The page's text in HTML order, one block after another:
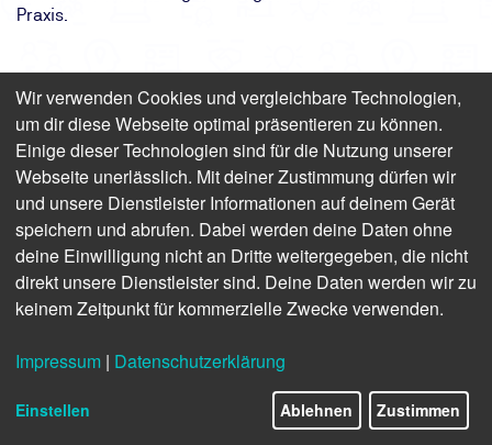
Praxis.
Ihre Ansprechpartner
Mein Name istKarsten Sonntag
Als Produktmanager helfe ich Ihnen gerne persönlich
Anmeldung und Termine: 0800 8888 020
Fragen zu Inhalten: +49 511 998 62269
Wir verwenden Cookies und vergleichbare Technologien,
um dir diese Webseite optimal präsentieren zu können.
Einige dieser Technologien sind für die Nutzung unserer
Webseite unerlässlich. Mit deiner Zustimmung dürfen wir
und unsere Dienstleister Informationen auf deinem Gerät
speichern und abrufen. Dabei werden deine Daten ohne
deine Einwilligung nicht an Dritte weitergegeben, die nicht
direkt unsere Dienstleister sind. Deine Daten werden wir zu
keinem Zeitpunkt für kommerzielle Zwecke verwenden.
Impressum | Datenschutzerklärung
Einstellen Ablehnen Zustimmen